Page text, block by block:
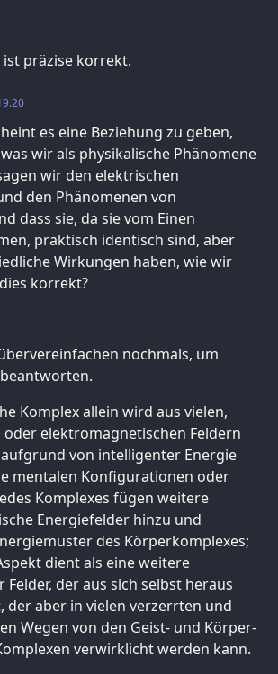
ist präzise korrekt.
es eine Beziehung zu geben,
wir als physikalische Phänomene
wir den elektrischen
den Phänomenen von
dass sie, da sie vom Einen
praktisch identisch sind, aber
Wirkungen haben, wie wir
korrekt?
nochmals, um
Komplex allein wird aus vielen,
oder elektromagnetischen Feldern
von intelligenter Energie
mentalen Konfigurationen oder
Komplexes fügen weitere
Energiefelder hinzu und
des Körperkomplexes;
dient als eine weitere
Felder, der aus sich selbst heraus
der aber in vielen verzerrten und
Wegen von den Geist- und Körper-
verwirklicht werden kann.